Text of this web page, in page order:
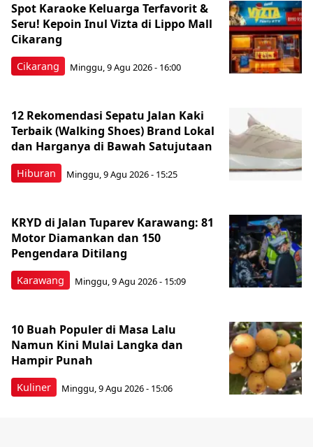
Cikarang
Spot Karaoke Keluarga Terfavorit &
Seru! Kepoin Inul Vizta di Lippo Mall
Cikarang
Minggu, 9 Agu 2026 - 16:00
Hiburan
12 Rekomendasi Sepatu Jalan Kaki
Terbaik (Walking Shoes) Brand Lokal
dan Harganya di Bawah Satujutaan
Minggu, 9 Agu 2026 - 15:25
Karawang
KRYD di Jalan Tuparev Karawang: 81
Motor Diamankan dan 150
Pengendara Ditilang
Minggu, 9 Agu 2026 - 15:09
Kuliner
10 Buah Populer di Masa Lalu
Namun Kini Mulai Langka dan
Hampir Punah
Minggu, 9 Agu 2026 - 15:06